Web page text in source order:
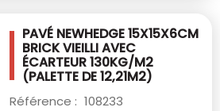
PAVÉ NEWHEDGE 15X15X6CM
BRICK VIEILLIAVEC
ÉCARTEUR 130KG/M2
(PALETTE DE 12,21M2)
Référence : 108233